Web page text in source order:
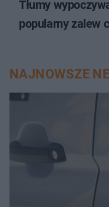
Tłumy
popularny zalew
NAJNOWSZE